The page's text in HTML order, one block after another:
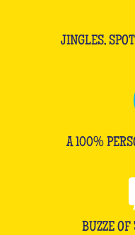
JINGLES,
A 100%
BUZZE OF